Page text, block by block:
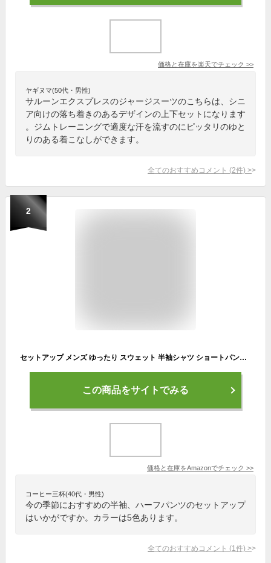
価格と在庫を楽天でチェック >>
ヤギヌマ(50代・男性)
サルーンエクスプレスのジャージスーツのこちらは、シニ
ア向けの落ち着きのあるデザインの上下セットになります
。ジムトレーニングで適度な汗を流すのにピッタリのゆと
りのある着こなしができます。
全てのおすすめコメント (2件) >
2
セットアップ メンズ ゆったり スウェット 半袖シャツ ショートパンツ 上下セットアップ 大きいサイズ ルームウェア 部屋着 スポーツウエア ジム 夏服 M~9XL (5XL, ブラック)
この商品をサイトでみる
価格と在庫をAmazonでチェック >>
コーヒー三杯(40代・男性)
今の季節におすすめの半袖、ハーフパンツのセットアップ
はいかがですか。カラーは5色あります。
全てのおすすめコメント (1 件) >